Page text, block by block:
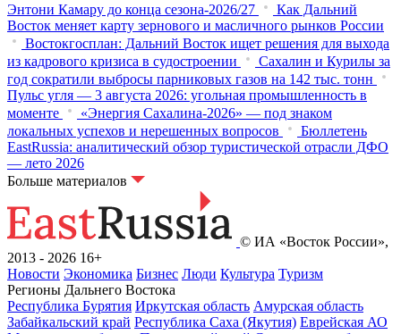
Энтони Камару до конца сезона-2026/27
Как Дальний
Восток меняет карту зернового и масличного рынков России
Востокгосплан: Дальний Восток ищет решения для выхода
из кадрового кризиса в судостроении
Сахалин и Курилы за
год сократили выбросы парниковых газов на 142 тыс. тонн
Пульс угля — 3 августа 2026: угольная промышленность в
моменте
«Энергия Сахалина-2026» — под знаком
локальных успехов и нерешенных вопросов
Бюллетень
EastRussia: аналитический обзор туристической отрасли ДФО
— лето 2026
Больше материалов
© ИА «Восток России»,
2013 - 2026 16+
Новости Экономика Бизнес Люди Культура Туризм
Регионы Дальнего Востока
Республика Бурятия Иркутская область Амурская область
Забайкальский край Республика Саха (Якутия) Еврейская АО